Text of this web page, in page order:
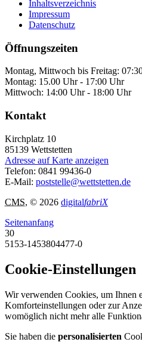
Inhaltsverzeichnis
Impressum
Datenschutz
Öffnungszeiten
Montag, Mittwoch bis Freitag:
Montag: 15.00 Uhr - 17:00 Uhr
Mittwoch: 14:00 Uhr - 18:00 Uhr
Kontakt
Kirchplatz 10
85139 Wettstetten
Adresse auf Karte anzeigen
Telefon: 0841 99436-0
E-Mail: poststelle@wettstetten.de
CMS, © 2026 digitalfabriX
Seitenanfang
30
5153-1453804477-0
Cookie-Einstellungen
Wir verwenden Cookies, um Ihnen
Komforteinstellungen oder zur
womöglich nicht mehr alle
Sie haben die personalisierten